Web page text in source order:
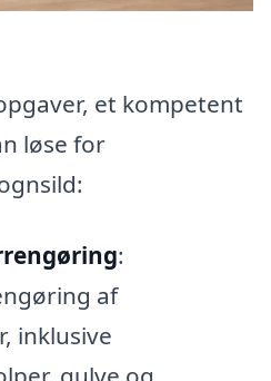
et kompetent
løse for
:
af
inklusive